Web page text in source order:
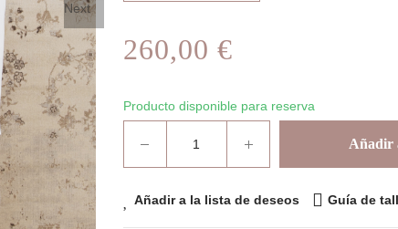
Next
260,00 €
Producto disponible para reserva
Añadir
Añadir a la lista de deseos Guía de